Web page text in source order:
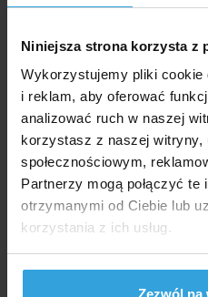
Niniejsza strona korzysta z
Wykorzystujemy pliki cookie
i reklam, aby oferować
analizować ruch w naszej
korzystasz z naszej witryny,
społecznościowym,
Partnerzy mogą połączyć
otrzymanymi od Ciebie lub
korzystania z ich usług.
Zezwól na
wymiarach 152 x 114 cm.
Kod produktu:
Marka:
Dostępność: Sprzedaż
Zapytaj sprzedawcę
Szczegółowy opis